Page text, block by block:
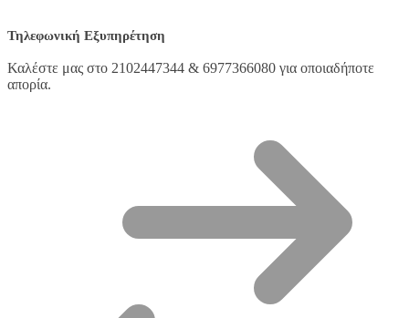
Τηλεφωνική Εξυπηρέτηση
Καλέστε μας στο 2102447344 & 6977366080 για οποιαδήποτε
απορία.